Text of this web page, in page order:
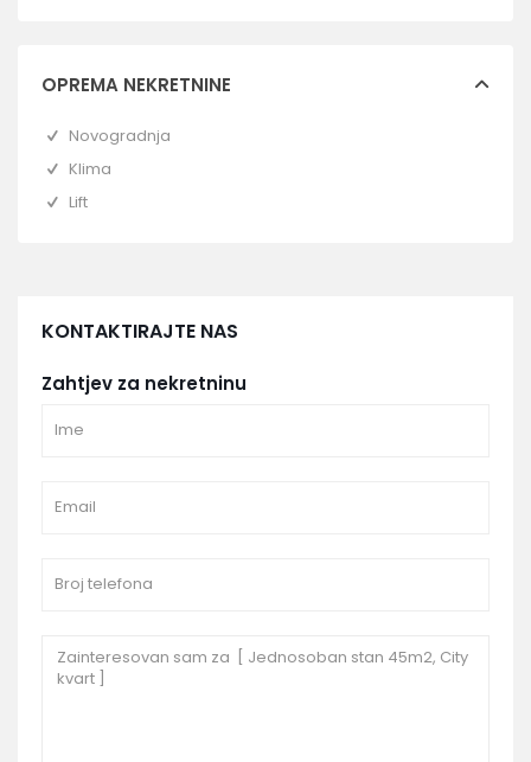
OPREMA NEKRETNINE
Novogradnja
Klima
Lift
KONTAKTIRAJTE NAS
Zahtjev za nekretninu